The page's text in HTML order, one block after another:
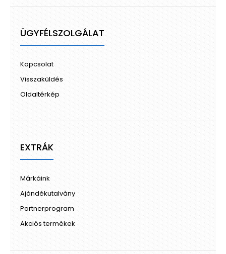
ÜGYFÉLSZOLGÁLAT
Kapcsolat
Visszaküldés
Oldaltérkép
EXTRÁK
Márkáink
Ajándékutalvány
Partnerprogram
Akciós termékek